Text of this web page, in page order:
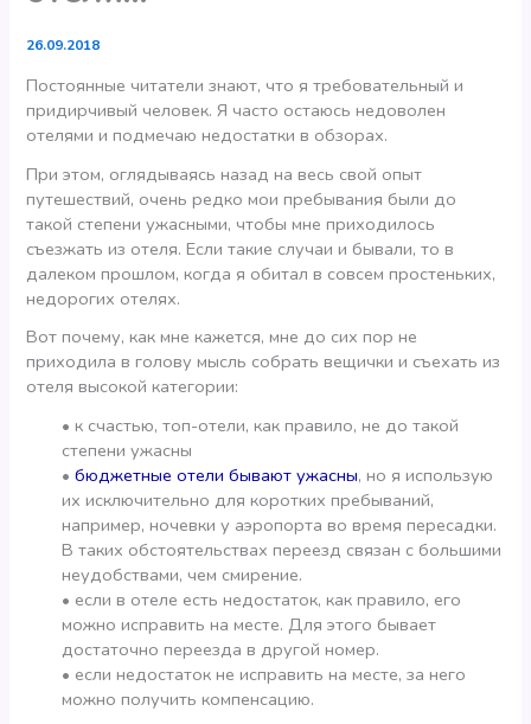
26.09.2018
Постоянные читатели знают, что я требовательный и
придирчивый человек. Я часто остаюсь недоволен
отелями и подмечаю недостатки в обзорах.
При этом, оглядываясь назад на весь свой опыт
путешествий, очень редко мои пребывания были до
такой степени ужасными, чтобы мне приходилось
съезжать из отеля. Если такие случаи и бывали, то в
далеком прошлом, когда я обитал в совсем простеньких,
недорогих отелях.
Вот почему, как мне кажется, мне до сих пор не
приходила в голову мысль собрать вещички и съехать из
отеля высокой категории:
• к счастью, топ-отели, как правило, не до такой
степени ужасны
•бюджетные отели бывают ужасны, но я использую
их исключительно для коротких пребываний,
например, ночевки у аэропорта во время пересадки.
В таких обстоятельствах переезд связан с большими
неудобствами, чем смирение.
• если в отеле есть недостаток, как правило, его
можно исправить на месте. Для этого бывает
достаточно переезда в другой номер.
• если недостаток не исправить на месте, за него
можно получить компенсацию.